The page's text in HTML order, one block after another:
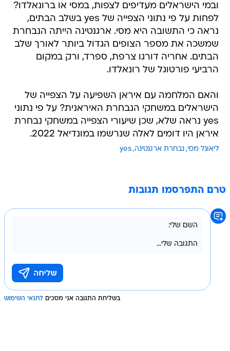
ובמי הישראלים מעדיפים לצפות, במסי או ברונאלדו?
לפחות על פי נתוני הצפייה של yes בשלב הבתים,
נראה כי התשובה היא מסי. ארגנטינה הייתה הנבחרת
שמשכה את מספר הצופים הגדול ביותר לאורך שלב
הבתים. אחריה דורגו צרפת, ספרד, ורק במקום
הרביעי פורטוגל של רונאלדו.
והאם המלחמה עם איראן השפיעה על הצפייה של
הישראלים במשחקי הנבחרת האיראנית? על פי נתוני
yes נראה שלא, שכן שיעורי הצפייה במשחקי נבחרת
איראן היו דומים לאלה שנרשמו במונדיאל 2022.
ליאונל מסי נבחרת ארגנטינה yes
טרם התפרסמו תגובות
בשליחת התגובה אני מסכים לתנאי השימוש